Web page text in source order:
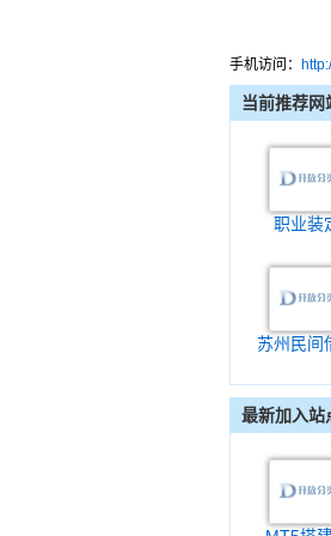
手机访问：
当前推荐网
职业装
苏州民间
最新加入站